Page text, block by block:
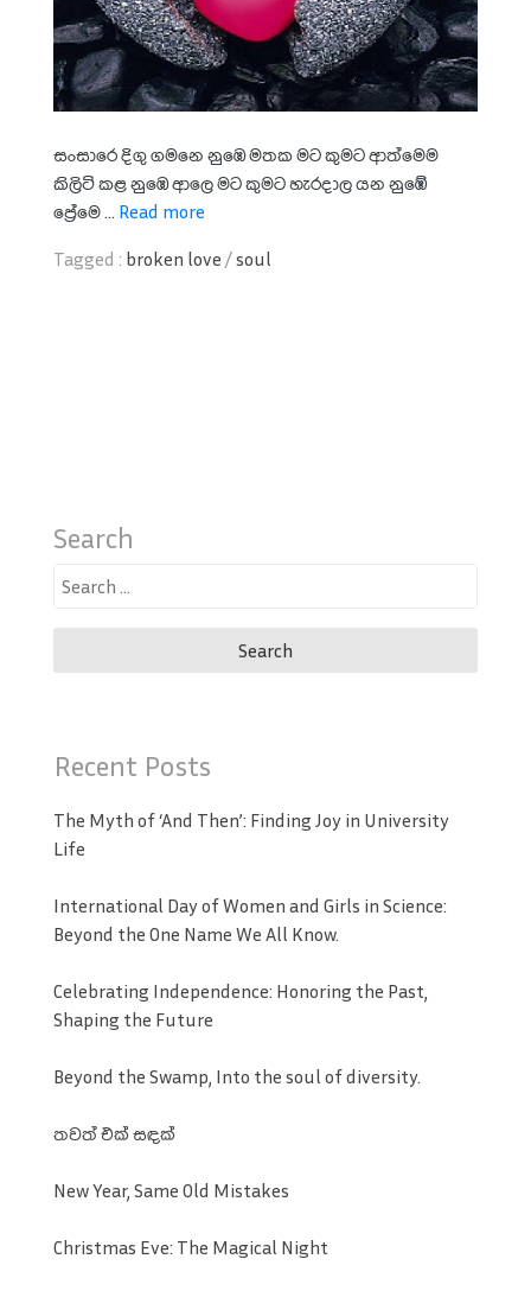
සංසාරෙ දිගු ගමනෙ නුඹෙ මතක මට කුමට ආත්මෙම
කිලිටි කළ නුඹෙ ආලෙ මට කුමට හැරදාල යන නුඹේ
ප්‍රේමෙ ... Read more
Tagged : broken love /soul
Search
Search
Recent Posts
The Myth of ‘And Then’: Finding Joy in University
Life
International Day of Women and Girls in Science:
Beyond the One Name We All Know.
Celebrating Independence: Honoring the Past,
Shaping the Future
Beyond the Swamp, Into the soul of diversity.
තවත් එක් සඳක්
New Year, Same Old Mistakes
Christmas Eve: The Magical Night